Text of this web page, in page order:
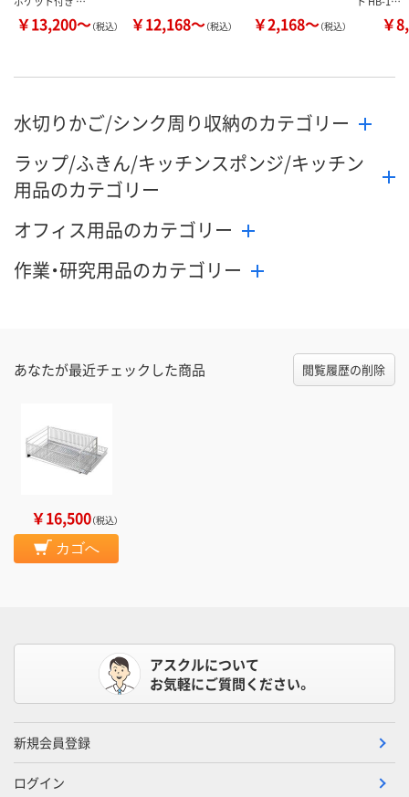
￥13,200～（税込） ￥12,168～（税込） ￥2,168～（税込） ￥
水切りかご/シンク周り収納のカテゴリー
ラップ/ふきん/キッチンスポンジ/キッチン
用品のカテゴリー
オフィス用品のカテゴリー
作業・研究用品のカテゴリー
あなたが最近チェックした商品 閲覧履歴の削除
￥16,500（税込）
カゴへ
アスクルについて
お気軽にご質問ください。
新規会員登録
ログイン